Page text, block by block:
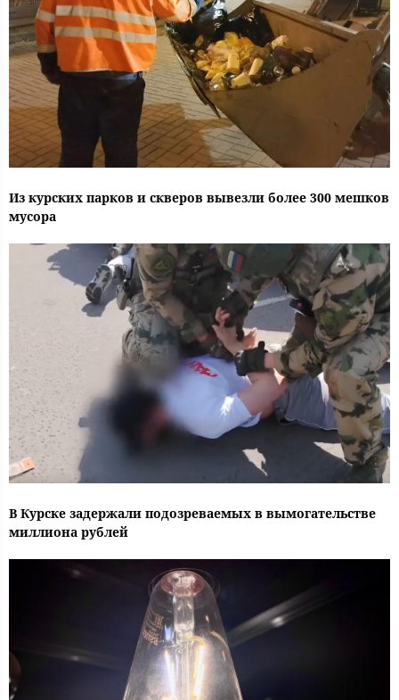
Из курских парков и скверов вывезли более 300 мешков
мусора
В Курске задержали подозреваемых в вымогательстве
миллиона рублей